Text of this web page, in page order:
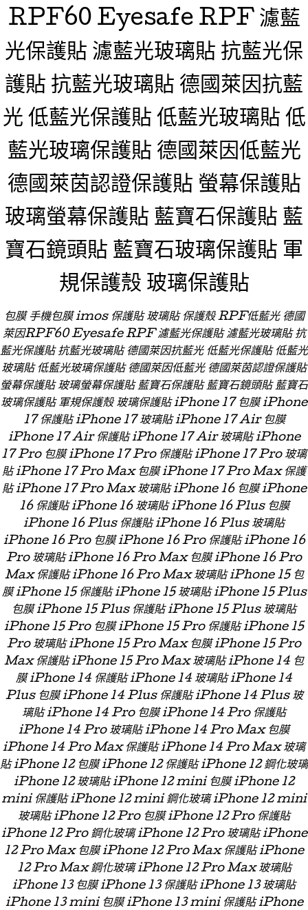
RPF60 Eyesafe RPF 濾藍
光保護貼 濾藍光玻璃貼 抗藍光保
護貼 抗藍光玻璃貼 德國萊因抗藍
光 低藍光保護貼 低藍光玻璃貼 低
藍光玻璃保護貼 德國萊因低藍光
德國萊茵認證保護貼 螢幕保護貼
玻璃螢幕保護貼 藍寶石保護貼 藍
寶石鏡頭貼 藍寶石玻璃保護貼 軍
規保護殼 玻璃保護貼
包膜 手機包膜 imos 保護貼 玻璃貼 保護殼 RPF低藍光 德國
萊因RPF60 Eyesafe RPF 濾藍光保護貼 濾藍光玻璃貼 抗
藍光保護貼 抗藍光玻璃貼 德國萊因抗藍光 低藍光保護貼 低藍光
玻璃貼 低藍光玻璃保護貼 德國萊因低藍光 德國萊茵認證保護貼
螢幕保護貼 玻璃螢幕保護貼 藍寶石保護貼 藍寶石鏡頭貼 藍寶石
玻璃保護貼 軍規保護殼 玻璃保護貼 iPhone 17 包膜 iPhone
17 保護貼 iPhone 17 玻璃貼 iPhone 17 Air 包膜
iPhone 17 Air 保護貼 iPhone 17 Air 玻璃貼 iPhone
17 Pro 包膜 iPhone 17 Pro 保護貼 iPhone 17 Pro 玻璃
貼 iPhone 17 Pro Max 包膜 iPhone 17 Pro Max 保護
貼 iPhone 17 Pro Max 玻璃貼 iPhone 16 包膜 iPhone
16 保護貼 iPhone 16 玻璃貼 iPhone 16 Plus 包膜
iPhone 16 Plus 保護貼 iPhone 16 Plus 玻璃貼
iPhone 16 Pro 包膜 iPhone 16 Pro 保護貼 iPhone 16
Pro 玻璃貼 iPhone 16 Pro Max 包膜 iPhone 16 Pro
Max 保護貼 iPhone 16 Pro Max 玻璃貼 iPhone 15 包
膜 iPhone 15 保護貼 iPhone 15 玻璃貼 iPhone 15 Plus
包膜 iPhone 15 Plus 保護貼 iPhone 15 Plus 玻璃貼
iPhone 15 Pro 包膜 iPhone 15 Pro 保護貼 iPhone 15
Pro 玻璃貼 iPhone 15 Pro Max 包膜 iPhone 15 Pro
Max 保護貼 iPhone 15 Pro Max 玻璃貼 iPhone 14 包
膜 iPhone 14 保護貼 iPhone 14 玻璃貼 iPhone 14
Plus 包膜 iPhone 14 Plus 保護貼 iPhone 14 Plus 玻
璃貼 iPhone 14 Pro 包膜 iPhone 14 Pro 保護貼
iPhone 14 Pro 玻璃貼 iPhone 14 Pro Max 包膜
iPhone 14 Pro Max 保護貼 iPhone 14 Pro Max 玻璃
貼 iPhone 12 包膜 iPhone 12 保護貼 iPhone 12 鋼化玻璃
iPhone 12 玻璃貼 iPhone 12 mini 包膜 iPhone 12
mini 保護貼 iPhone 12 mini 鋼化玻璃 iPhone 12 mini
玻璃貼 iPhone 12 Pro 包膜 iPhone 12 Pro 保護貼
iPhone 12 Pro 鋼化玻璃 iPhone 12 Pro 玻璃貼 iPhone
12 Pro Max 包膜 iPhone 12 Pro Max 保護貼 iPhone
12 Pro Max 鋼化玻璃 iPhone 12 Pro Max 玻璃貼
iPhone 13 包膜 iPhone 13 保護貼 iPhone 13 玻璃貼
iPhone 13 mini 包膜 iPhone 13 mini 保護貼 iPhone